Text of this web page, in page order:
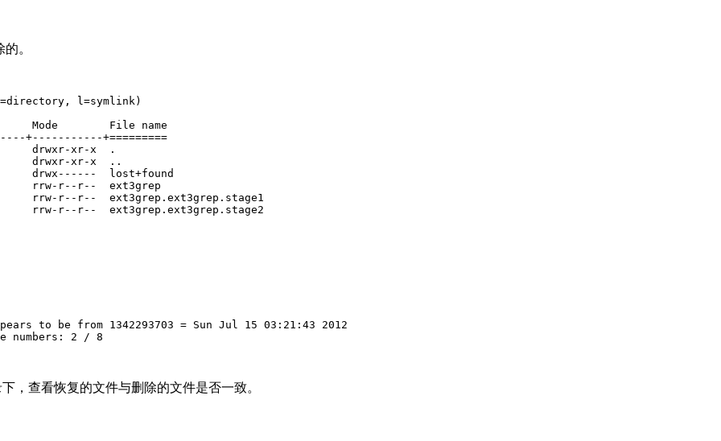
。
l=symlink)
Mode        File name
+-----------+=========
drwxr-xr-x  .
drwxr-xr-x  ..
drwx------  lost+found
rrw-r--r--  ext3grep
rrw-r--r--  ext3grep.ext3grep.stage1
rrw-r--r--  ext3grep.ext3grep.stage2
to be from 1342293703 = Sun Jul 15 03:21:43 2012
numbers: 2 / 8
，查看恢复的文件与删除的文件是否一致。